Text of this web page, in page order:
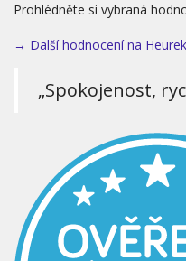
Prohlédněte si vybraná
→ Další hodnocení na
„Spokojenost,